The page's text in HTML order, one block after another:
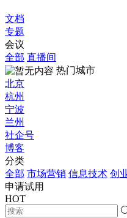
文档
专题
会议
全部 直播间
热门城市
北京
杭州
宁波
兰州
社企号
博客
分类
全部 市场营销 信息技术 创
申请试用
HOT